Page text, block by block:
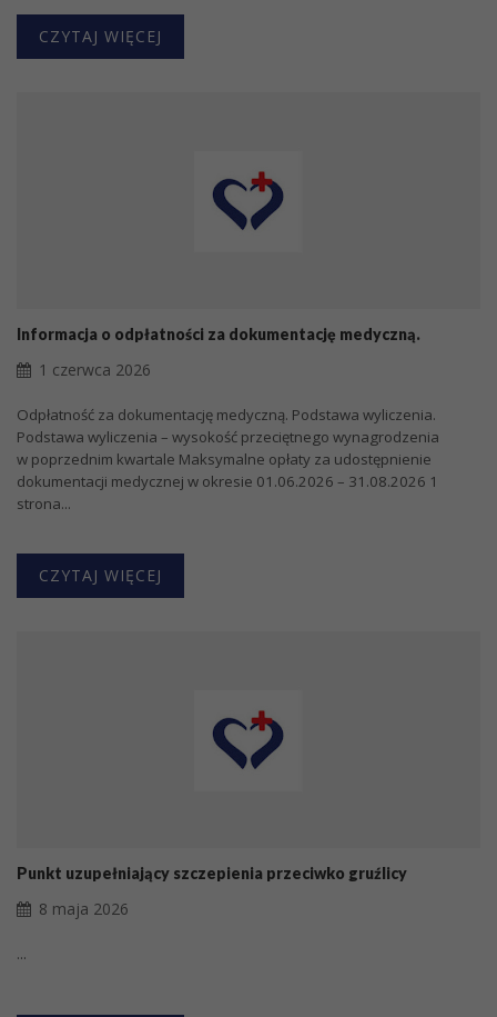
CZYTAJ WIĘCEJ
Informacja o odpłatności za dokumentację medyczną.
1 czerwca 2026
Odpłatność za dokumentację medyczną. Podstawa wyliczenia.
Podstawa wyliczenia – wysokość przeciętnego wynagrodzenia
w poprzednim kwartale Maksymalne opłaty za udostępnienie
dokumentacji medycznej w okresie 01.06.2026 – 31.08.2026 1
strona...
CZYTAJ WIĘCEJ
Punkt uzupełniający szczepienia przeciwko gruźlicy
8 maja 2026
...